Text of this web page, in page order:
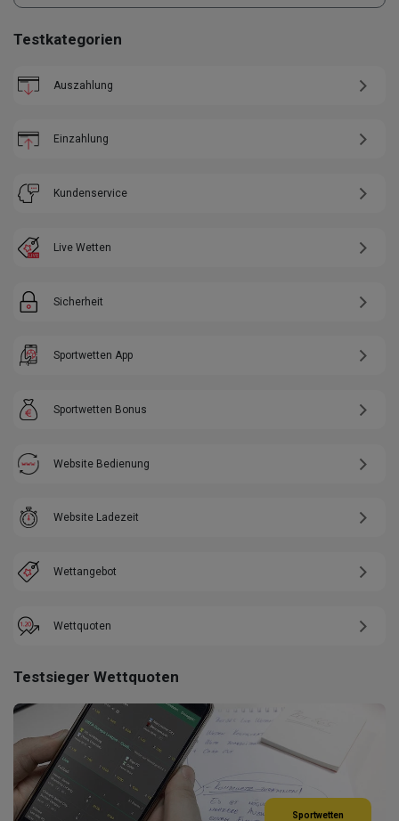
Testkategorien
Auszahlung
Einzahlung
Kundenservice
Live Wetten
Sicherheit
Sportwetten App
Sportwetten Bonus
Website Bedienung
Website Ladezeit
Wettangebot
Wettquoten
Testsieger Wettquoten
Sportwetten